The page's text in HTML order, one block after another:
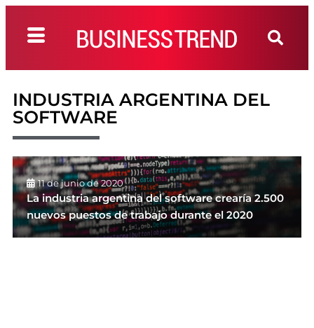
INDUSTRIA ARGENTINA DEL
SOFTWARE
11 de junio de 2020
La industria argentina del software crearía 2.500
nuevos puestos de trabajo durante el 2020